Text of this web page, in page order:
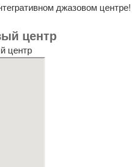
джазовом центре!
центр
центр